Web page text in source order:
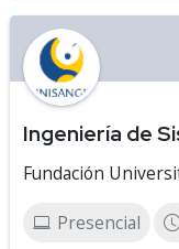
Ingeniería de
Fundación
Presencial